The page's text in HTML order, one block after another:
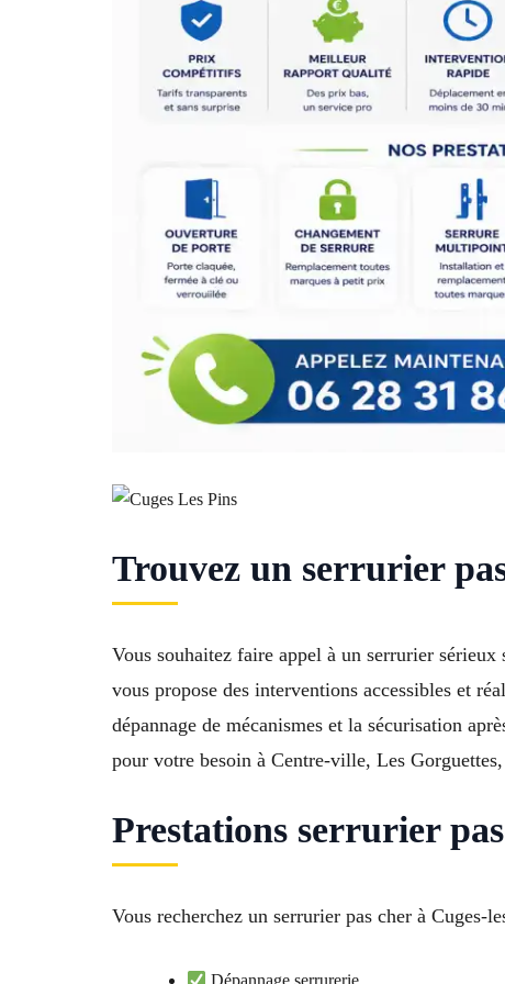
Trouvez un serrurier
Vous souhaitez faire appel à un serrurier
vous propose des interventions accessibles et
dépannage de mécanismes et la sécurisation
pour votre besoin à Centre-ville, Les
Prestations serrurier
Vous recherchez un serrurier pas cher à Cuges-
Dépannage serrurerie